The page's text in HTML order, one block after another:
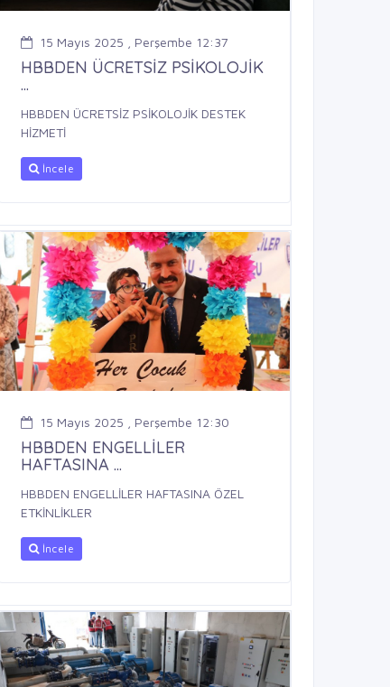
15 Mayıs 2025 , Perşembe 12:37
HBBDEN ÜCRETSİZ PSİKOLOJİK
...
HBBDEN ÜCRETSİZ PSİKOLOJİK DESTEK
HİZMETİ
İncele
15 Mayıs 2025 , Perşembe 12:30
HBBDEN ENGELLİLER
HAFTASINA ...
HBBDEN ENGELLİLER HAFTASINA ÖZEL
ETKİNLİKLER
İncele